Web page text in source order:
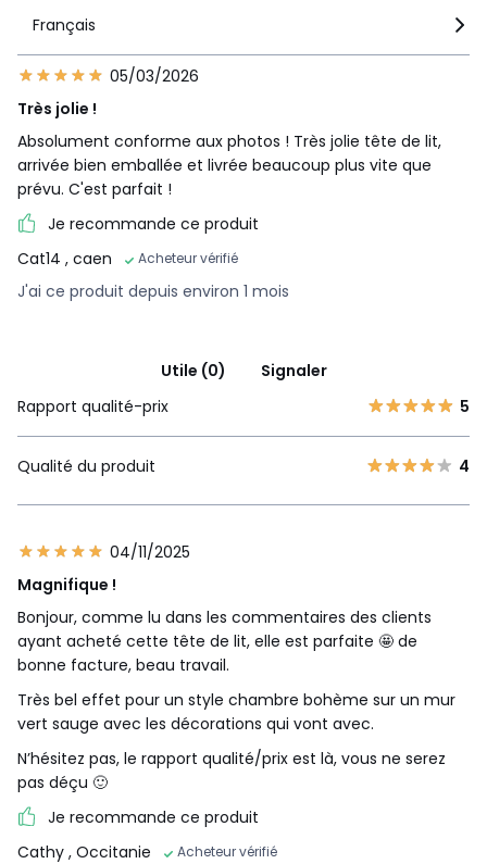
Français
05/03/2026
Très jolie !
Absolument conforme aux photos ! Très jolie tête de lit,
arrivée bien emballée et livrée beaucoup plus vite que
prévu. C'est parfait !
Je recommande ce produit
Cat14 , caen Acheteur vérifié
J'ai ce produit depuis environ 1 mois
Utile (0)
Signaler
Rapport qualité-prix
5
Qualité du produit 4
04/11/2025
Magnifique !
Bonjour, comme lu dans les commentaires des clients
ayant acheté cette tête de lit, elle est parfaite 🤩 de
bonne facture, beau travail.
Très bel effet pour un style chambre bohème sur un mur
vert sauge avec les décorations qui vont avec.
N’hésitez pas, le rapport qualité/prix est là, vous ne serez
pas déçu 🙂
Je recommande ce produit
Cathy , Occitanie Acheteur vérifié